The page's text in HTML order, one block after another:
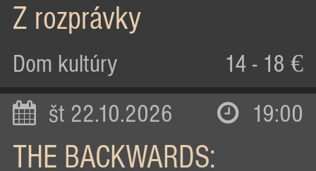
Z rozprávky
Dom kultúry 14 - 18 €
št 22.10.2026 19:00
THE BACKWARDS: